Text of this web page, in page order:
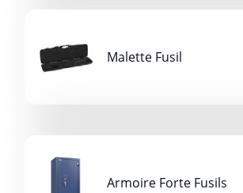
Malette Fusil
Armoire Forte Fusils